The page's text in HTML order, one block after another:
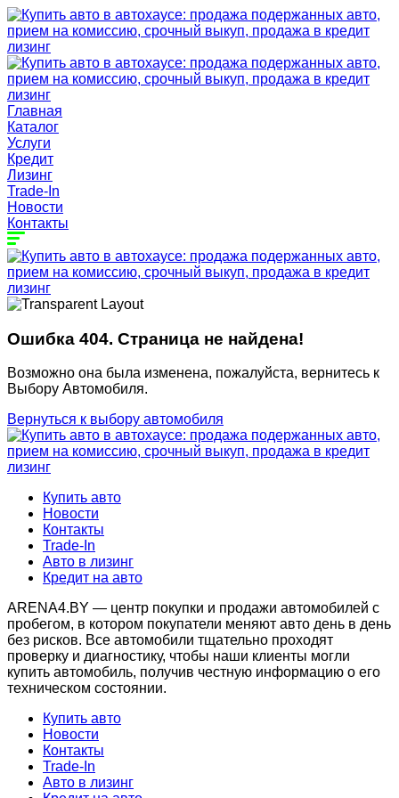
Главная
Каталог
Услуги
Кредит
Лизинг
Trade-In
Новости
Контакты
Ошибка 404. Страница не найдена!
Возможно она была изменена, пожалуйста, вернитесь к
Выбору Автомобиля.
Вернуться к выбору автомобиля
Купить авто
Новости
Контакты
Trade-In
Авто в лизинг
Кредит на авто
ARENA4.BY — центр покупки и продажи автомобилей с
пробегом, в котором покупатели меняют авто день в день
без рисков. Все автомобили тщательно проходят
проверку и диагностику, чтобы наши клиенты могли
купить автомобиль, получив честную информацию о его
техническом состоянии.
Купить авто
Новости
Контакты
Trade-In
Авто в лизинг